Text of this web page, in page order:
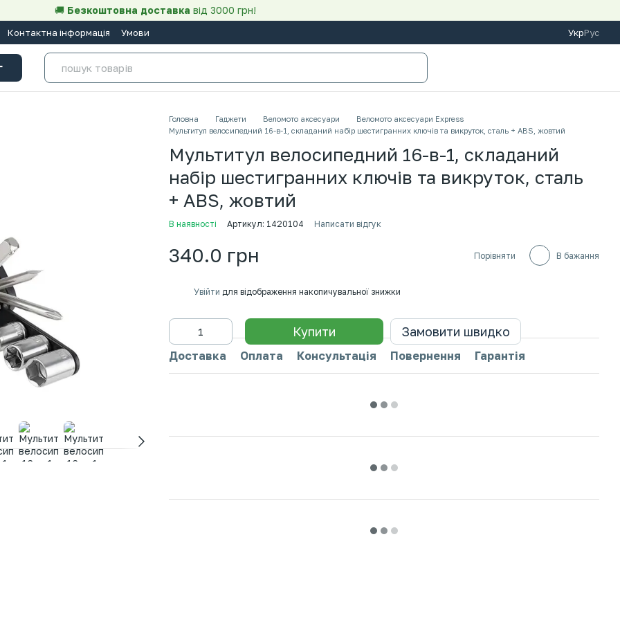
🚚 Безкоштовна доставка від 3000 грн!
Контактна інформація Умови УкрРус
Головна Гаджети Веломото аксесуари
Веломото аксесуари Express
Мультитул велосипедний 16-в-1, складаний набір шестигранних ключів та викруток, сталь + ABS, жовтий
Мультитул велосипедний 16-в-1, складаний
набір шестигранних ключів та викруток, сталь
+ ABS, жовтий
В наявності Артикул: 1420104 Написати відгук
340.0 грн Порівняти В бажання
Увійти для відображення накопичувальної знижки
Купити Замовити швидко
Доставка Оплата Консультація Повернення Гарантія